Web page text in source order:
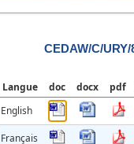
CEDAW/C/URY/
Langue doc docx pdf
English
Français